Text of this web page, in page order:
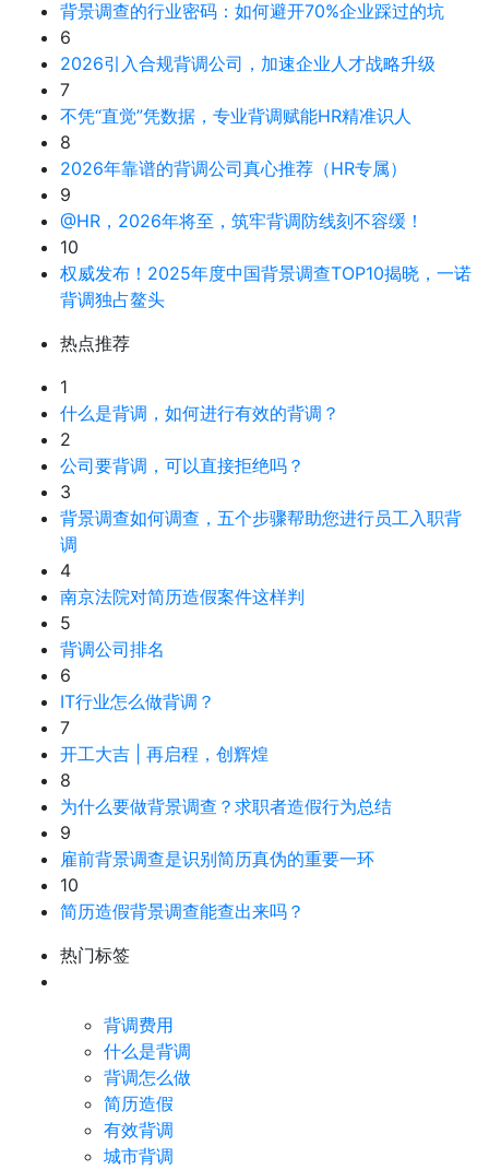
背景调查的行业密码：如何避开70%企业踩过的坑
6
2026引入合规背调公司，加速企业人才战略升级
7
不凭“直觉”凭数据，专业背调赋能HR精准识人
8
2026年靠谱的背调公司真心推荐（HR专属）
9
@HR，2026年将至，筑牢背调防线刻不容缓！
10
权威发布！2025年度中国背景调查TOP10揭晓，一诺
背调独占鳌头
热点推荐
1
什么是背调，如何进行有效的背调？
2
公司要背调，可以直接拒绝吗？
3
背景调查如何调查，五个步骤帮助您进行员工入职背
调
4
南京法院对简历造假案件这样判
5
背调公司排名
6
IT行业怎么做背调？
7
开工大吉 | 再启程，创辉煌
8
为什么要做背景调查？求职者造假行为总结
9
雇前背景调查是识别简历真伪的重要一环
10
简历造假背景调查能查出来吗？
热门标签
背调费用
什么是背调
背调怎么做
简历造假
有效背调
城市背调